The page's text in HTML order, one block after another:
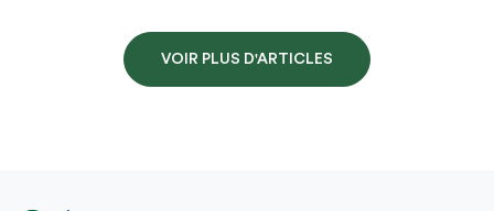
VOIR PLUS D'ARTICLES